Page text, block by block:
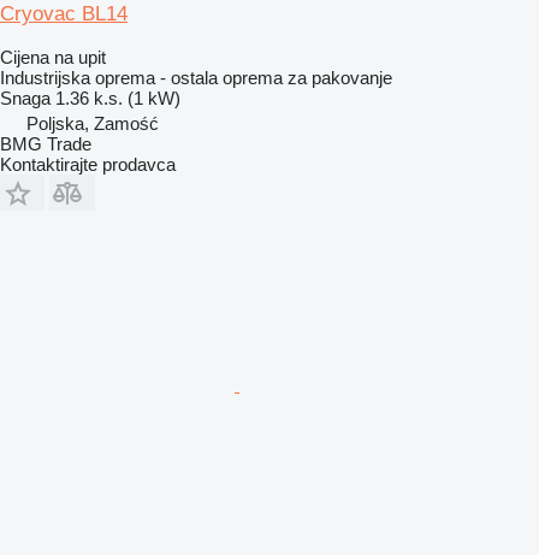
Cryovac BL14
Cijena na upit
Industrijska oprema - ostala oprema za pakovanje
Snaga 1.36 k.s. (1 kW)
Poljska, Zamość
BMG Trade
Kontaktirajte prodavca